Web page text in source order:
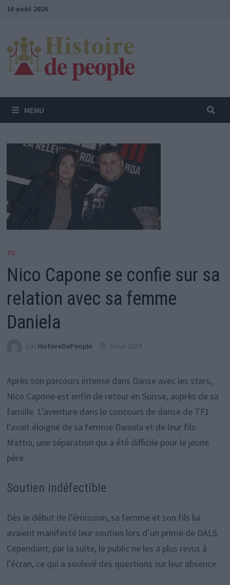
Passer
contenu
10 août 2026
MENU
TV
Nico Capone se confie sur sa
relation avec sa femme
Daniela
par HistoireDePeople 6 mai 2024
Après son parcours intense dans Danse avec les stars,
Nico Capone est enfin de retour en Suisse, auprès de sa
famille. L’aventure dans le concours de danse de TF1
l’avait éloigné de sa femme Daniela et de leur fils
Mattia, une séparation qui a été difficile pour le jeune
père.
Soutien indéfectible
Dès le début de l’émission, sa femme et son fils lui
avaient manifesté leur soutien lors d’un prime de DALS.
Cependant, par la suite, le public ne les a plus revus à
l’écran, ce qui a soulevé des questions sur leur absence.